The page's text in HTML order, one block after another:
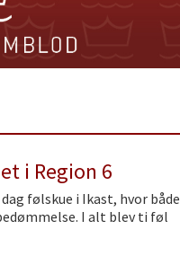
i Region 6
følskue i Ikast, hvor både
I alt blev ti føl